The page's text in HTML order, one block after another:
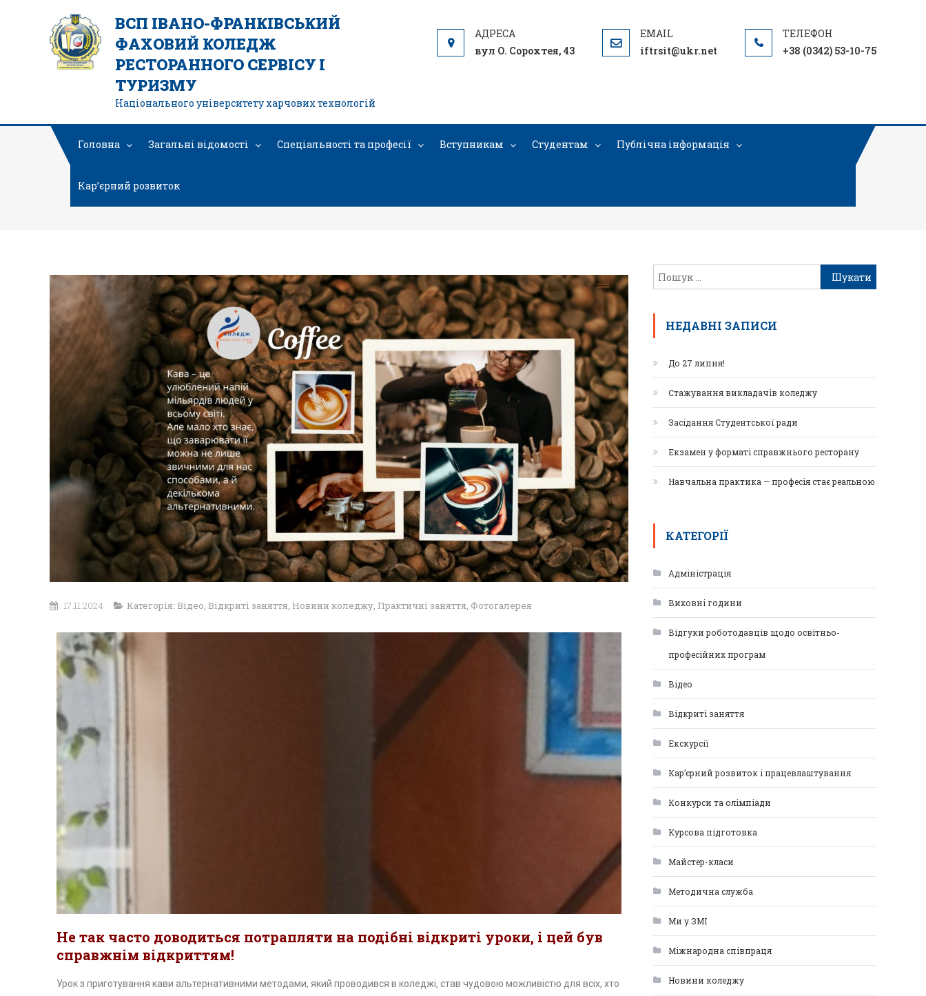
ВСП ІВАНО-ФРАНКІВСЬКИЙ
ФАХОВИЙ КОЛЕДЖ
РЕСТОРАННОГО СЕРВІСУ І
ТУРИЗМУ
Національного університету харчових технологій
вул О. Сорохтея, 43 iftrsit@ukr.net +38 (0342) 53-10-75
Головна Загальні відомості Спеціальності та професії Вступникам Студентам Публічна інформація
Кар’єрний розвиток
17.11.2024 Категорія: Відео, Відкриті заняття, Новини коледжу, Практичні заняття, Фотогалерея
Не так часто доводиться потрапляти на подібні відкриті уроки, і цей був
справжнім відкриттям!
Урок з приготування кави альтернативними методами, який проводився в коледжі, став чудовою можливістю для всіх, хто
НЕДАВНІ ЗАПИСИ
До 27 липня!
Стажування викладачів коледжу
Засідання Студентської ради
Екзамен у форматі справжнього ресторану
Навчальна практика — професія стає реальною
КАТЕГОРІЇ
Адміністрація
Виховні години
Відгуки роботодавців щодо освітньо-
професійних програм
Відео
Відкриті заняття
Екскурсії
Кар’єрний розвиток і працевлаштування
Конкурси та олімпіади
Курсова підготовка
Майстер-класи
Методична служба
Ми у ЗМІ
Міжнародна співпраця
Новини коледжу